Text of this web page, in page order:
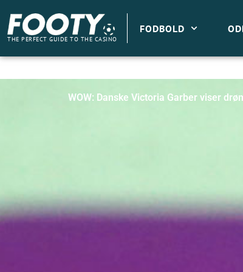
indholdet
THE PERFECT GUIDE TO THE CASINO
FODBOLD
WOW: Danske Victoria Garber viser